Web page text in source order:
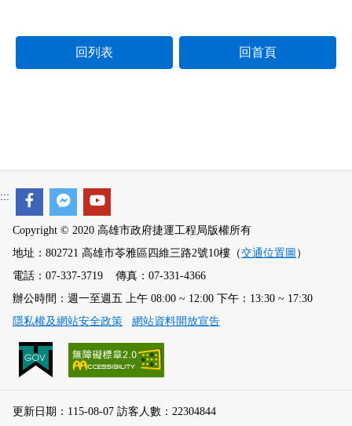
回列表 回首頁
:::
Copyright © 2020 高雄市政府捷運工程局版權所有
地址：802721 高雄市苓雅區四維三路2號10樓（交通位置圖 ）
電話：07-337-3719 傳真：07-331-4366
辦公時間：週一至週五 上午 08:00 ~ 12:00 下午：13:30 ~ 17:30
隱私權及網站安全政策
網站資料開放宣告
更新日期：115-08-07 訪客人數：22304844